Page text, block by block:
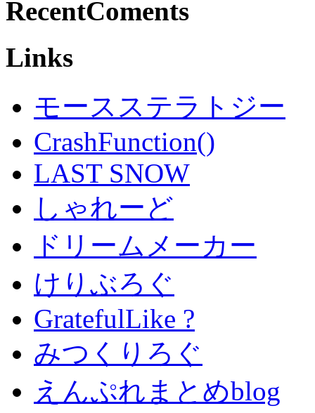
RecentComents
Links
モースステラトジー
CrashFunction()
LAST SNOW
しゃれーど
ドリームメーカー
けりぶろぐ
GratefulLike ?
みつくりろぐ
えんぷれまとめblog